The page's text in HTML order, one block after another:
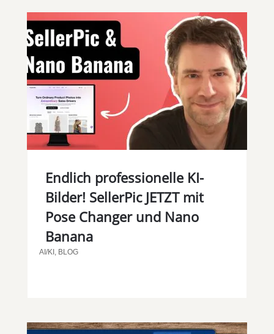
Endlich professionelle KI-
Bilder! SellerPic JETZT mit
Pose Changer und Nano
Banana
AI/KI, BLOG